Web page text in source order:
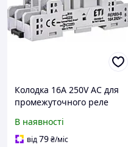
Колодка 16А 250V AC для
промежуточного реле
ETI
В наявності
від79₴/міс